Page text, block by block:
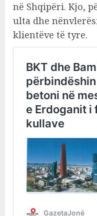
në Shqipëri. Kjo,
ulta dhe
klientëve të tyre.